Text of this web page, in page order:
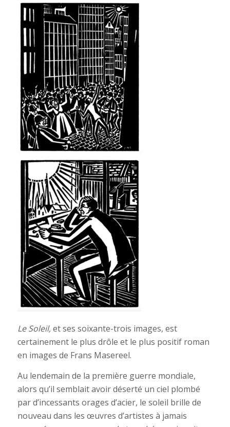
Le Soleil,et ses soixante-trois images, est
certainement le plus drôle et le plus positif roman
en images de Frans Masereel.
Au lendemain de la première guerre mondiale,
alors qu’il semblait avoir déserté un ciel plombé
par d’incessants orages d’acier, le soleil brille de
nouveau dans les œuvres d’artistes à jamais